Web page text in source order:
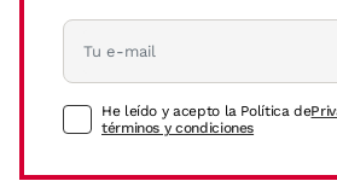
He leído y acepto la Política de
términos y condiciones